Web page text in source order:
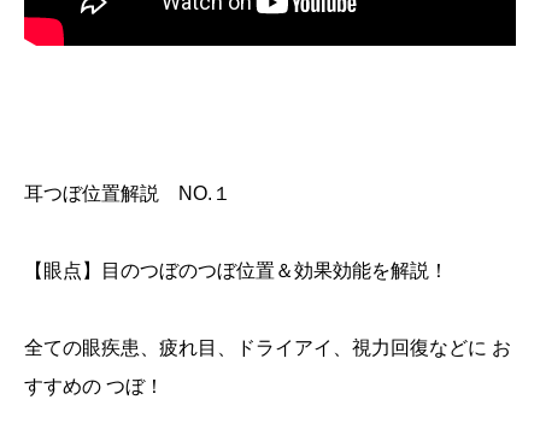
耳つぼ位置解説 NO.１
【眼点】目のつぼのつぼ位置＆効果効能を解説！
全ての眼疾患、疲れ目、ドライアイ、視力回復などに お
すすめの つぼ！